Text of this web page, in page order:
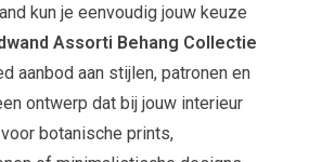
kun je eenvoudig jouw keuze
Assorti Behang Collectie
aanbod aan stijlen, patronen en
ontwerp dat bij jouw interieur
botanische prints,